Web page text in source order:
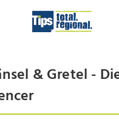
& Gretel -